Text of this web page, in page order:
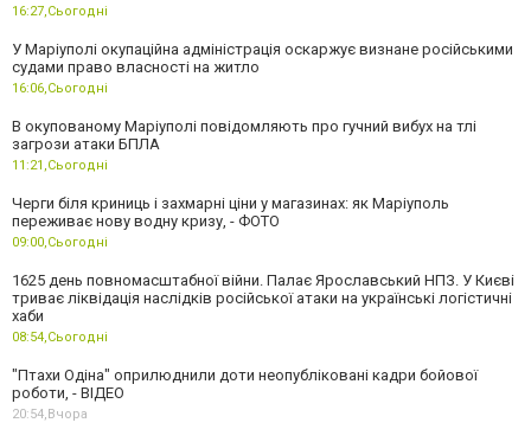
16:27,Сьогодні
У Маріуполі окупаційна адміністрація оскаржує визнане російськими
судами право власності на житло
16:06,Сьогодні
В окупованому Маріуполі повідомляють про гучний вибух на тлі
загрози атаки БПЛА
11:21,Сьогодні
Черги біля криниць і захмарні ціни у магазинах: як Маріуполь
переживає нову водну кризу, - ФОТО
09:00,Сьогодні
1625 день повномасштабної війни. Палає Ярославський НПЗ. У Києві
триває ліквідація наслідків російської атаки на українські логістичні
хаби
08:54,Сьогодні
"Птахи Одіна" оприлюднили доти неопубліковані кадри бойової
роботи, - ВІДЕО
20:54,Вчора